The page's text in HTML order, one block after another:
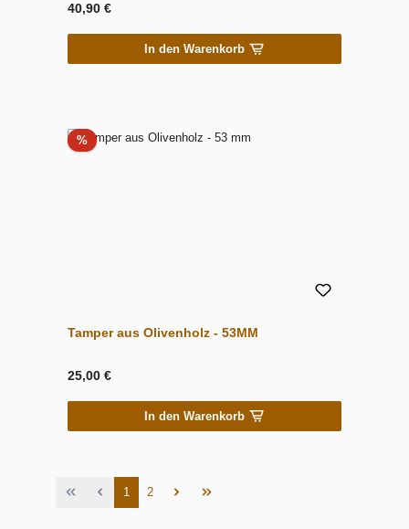
40,90 €
In den Warenkorb
%Rabatt
Tamper aus Olivenholz - 53MM
25,00 €
In den Warenkorb
Seite
1 Seite
2